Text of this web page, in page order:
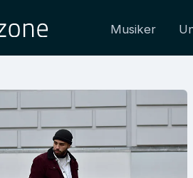
Musiker